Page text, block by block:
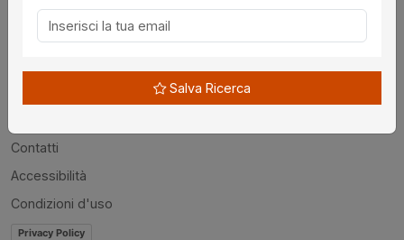
Utilità
Contatti
Accessibilità
Condizioni d'uso
Privacy Policy
Salva Ricerca